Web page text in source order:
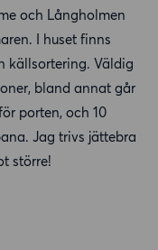
och Långholmen
I huset finns
källsortering. Väldig
bland annat går
porten, och 10
Jag trivs jättebra
större!